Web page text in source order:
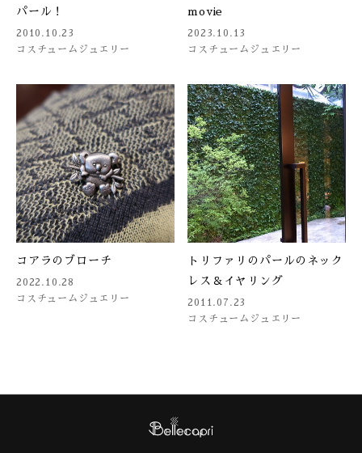
パール！
2010.10.23
コスチュームジュエリー
movie
2023.10.13
コスチュームジュエリー
コアラのブローチ
2022.10.28
コスチュームジュエリー
トリファリのパールのネック
レス＆イヤリング
2011.07.23
コスチュームジュエリー